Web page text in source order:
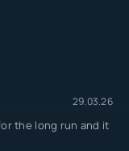
29.03.26
the long run and it